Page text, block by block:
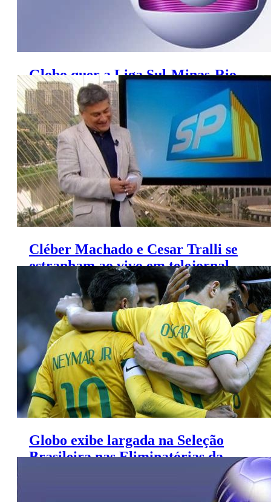
Globo quer a Liga Sul-Minas-Rio
na TV aberta e fechada
Cléber Machado e Cesar Tralli se
estranham ao vivo em telejornal
da Globo
Globo exibe largada na Seleção
Brasileira nas Eliminatórias da